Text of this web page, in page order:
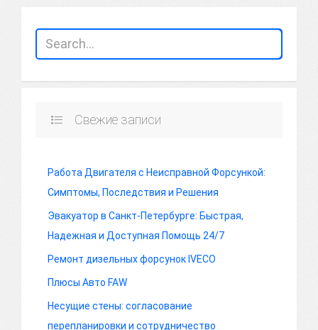
Свежие записи
Работа Двигателя с Неисправной Форсункой:
Симптомы, Последствия и Решения
Эвакуатор в Санкт-Петербурге: Быстрая,
Надежная и Доступная Помощь 24/7
Ремонт дизельных форсунок IVECO
Плюсы Авто FAW
Несущие стены: согласование
перепланировки и сотрудничество